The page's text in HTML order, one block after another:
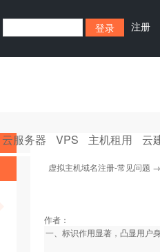
注册
云服务器 VPS 主机租用 云
虚拟主机域名注册-常见问题
作者：
一、标识作用显著，凸显用户